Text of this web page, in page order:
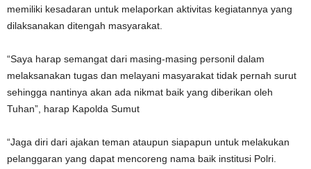
memiliki kesadaran untuk melaporkan aktivitas kegiatannya yang
dilaksanakan ditengah masyarakat.
“Saya harap semangat dari masing-masing personil dalam
melaksanakan tugas dan melayani masyarakat tidak pernah surut
sehingga nantinya akan ada nikmat baik yang diberikan oleh
Tuhan”, harap Kapolda Sumut
“Jaga diri dari ajakan teman ataupun siapapun untuk melakukan
pelanggaran yang dapat mencoreng nama baik institusi Polri.